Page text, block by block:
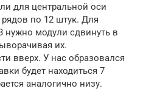
для центральной оси
рядов по 12 штук. Для
нужно модули сдвинуть в
их.
вверх. У нас образовался
будет находиться 7
аналогично низу.